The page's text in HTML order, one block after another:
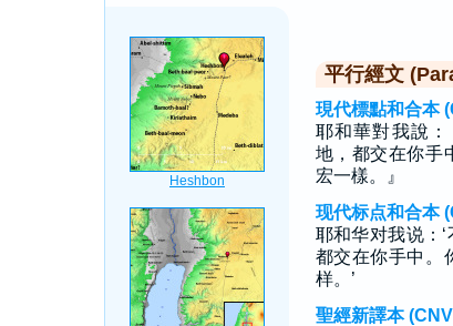
平行經文
現代標點和合本
耶和華對我說
地，都交在你手
宏一樣。』
现代标点和合本
耶和华对我说：
都交在你手中。
样。’
聖經新譯本